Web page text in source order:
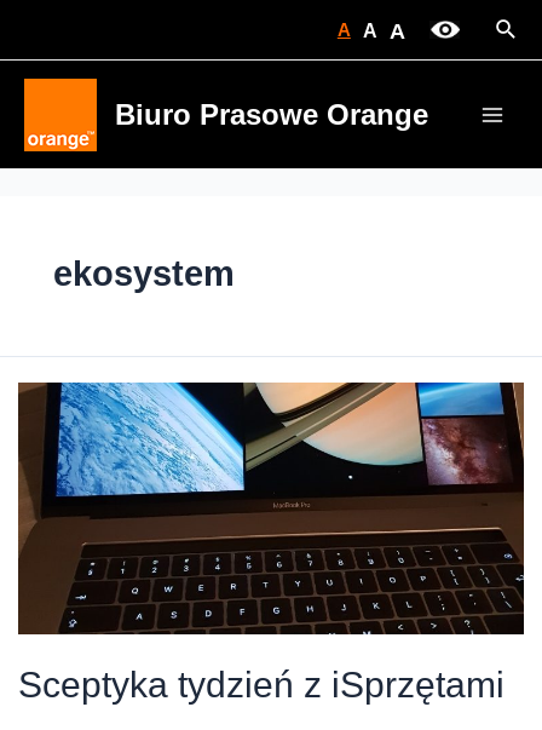
A A A
Biuro Prasowe Orange
ekosystem
Sceptyka tydzień z iSprzętami